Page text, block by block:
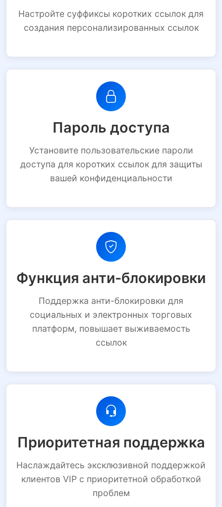
Настройте суффиксы коротких ссылок для
создания персонализированных ссылок
Пароль доступа
Установите пользовательские пароли
доступа для коротких ссылок для защиты
вашей конфиденциальности
Функция анти-блокировки
Поддержка анти-блокировки для
социальных и электронных торговых
платформ, повышает выживаемость
ссылок
Приоритетная поддержка
Наслаждайтесь эксклюзивной поддержкой
клиентов VIP с приоритетной обработкой
проблем